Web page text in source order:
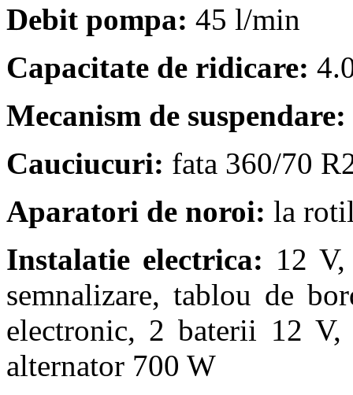
Debit pompa: 45 l/min
Capacitate de ridicare:
Mecanism de suspendare:
Cauciucuri: fata 360/70
Aparatori de noroi: la
Instalatie electrica: 12
semnalizare, tablou de
electronic, 2 baterii 12
alternator 700 W